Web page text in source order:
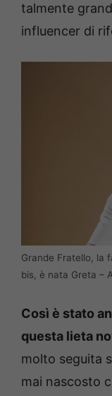
talmente
influencer di
Grande Fratello, la
bis, è nata Greta –
Così è stato
questa lieta
molto seguita
mai nascosto